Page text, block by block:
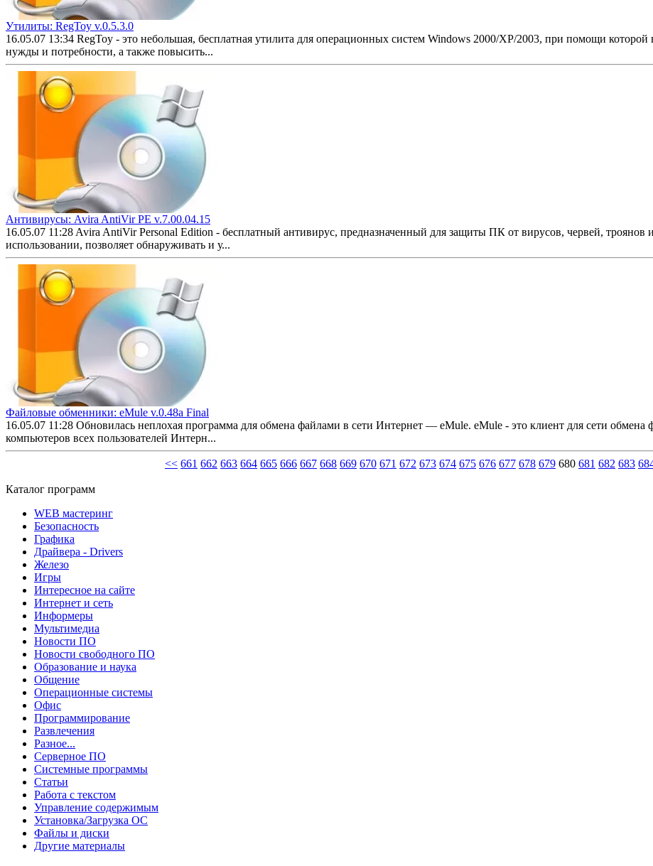
Утилиты: RegToy v.0.5.3.0
16.05.07 13:34 RegToy - это небольшая, бесплатная утилита для операционных систем Windows 2000/XP/2003, при помощи
нужды и потребности, а также повысить...
Антивирусы: Avira AntiVir PE v.7.00.04.15
16.05.07 11:28 Avira AntiVir Personal Edition - бесплатный антивирус, предназначенный для защиты ПК от вирусов, червей,
использовании, позволяет обнаруживать и у...
Файловые обменники: eMule v.0.48a Final
16.05.07 11:28 Обновилась неплохая программа для обмена файлами в сети Интернет — eMule. eMule - это клиент для сети
компьютеров всех пользователей Интерн...
<< 661 662 663 664 665 666 667 668 669 670 671 672 673 674 675 676 677 678 679 680 681 682 683
Каталог программ
WEB мастеринг
Безопасность
Графика
Драйвера - Drivers
Железо
Игры
Интересное на сайте
Интернет и сеть
Информеры
Мультимедиа
Новости ПО
Новости свободного ПО
Образование и наука
Общение
Операционные системы
Офис
Программирование
Развлечения
Разное...
Серверное ПО
Системные программы
Статьи
Работа с текстом
Управление содержимым
Установка/Загрузка ОС
Файлы и диски
Другие материалы